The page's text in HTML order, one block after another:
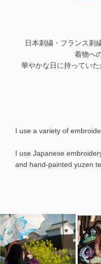
日本刺繍・フランス刺
着物へ
華やかな日に持ってい
I use a variety of
I use Japanese
and hand-painted yuzen